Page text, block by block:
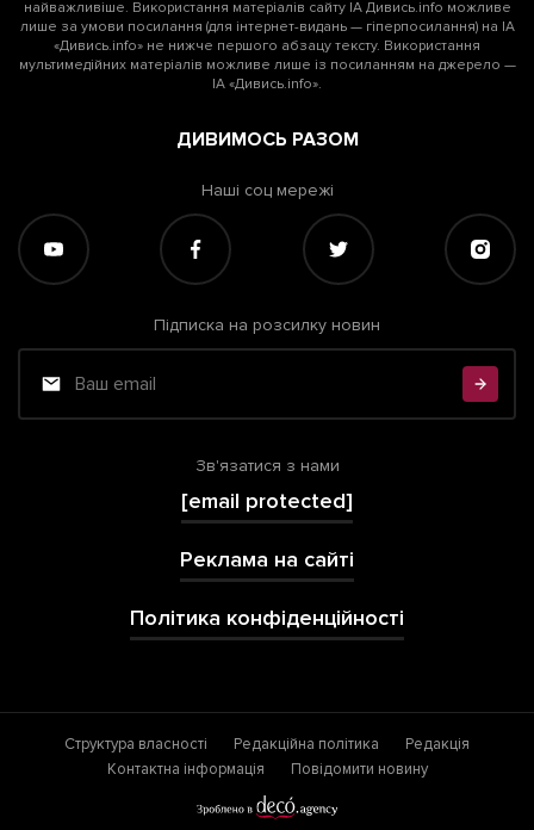
найважливіше. Використання матеріалів сайту ІА Дивись.info можливе
лише за умови посилання (для інтернет-видань — гіперпосилання) на ІА
«Дивись.info» не нижче першого абзацу тексту. Використання
мультимедійних матеріалів можливе лише із посиланням на джерело —
ІА «Дивись.info».
ДИВИМОСЬ РАЗОМ
Наші соц мережі
Підписка на розсилку новин
Зв'язатися з нами
[email protected]
Реклама на сайті
Політика конфіденційності
Структура власності Редакційна політика
Редакція
Контактна інформація
Повідомити новину